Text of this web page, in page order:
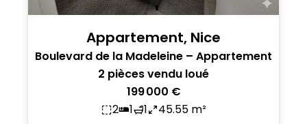
Appartement, Nice
Boulevard de la Madeleine – Appartement
2 pièces vendu loué
199 000 €
2
1 1 45.55 m²